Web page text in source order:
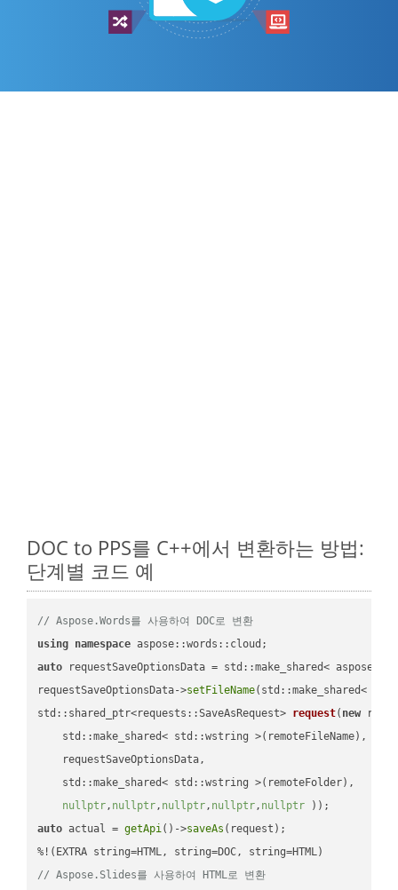
DOC to PPS를 C++에서 변환하는 방법:
단계별 코드 예
// Aspose.Words를 사용하여 DOC로 변환
using namespace
auto requestSaveOptionsData = std::make_shared<
requestSaveOptionsData->setFileName(std::make_shared<
std::shared_ptr<requests::SaveAsRequest> request( new
    std::make_shared< std::wstring >(remoteFileName),
    requestSaveOptionsData,
    std::make_shared< std::wstring >(remoteFolder),
nullptr, nullptr, nullptr, nullptr, nullptr ))
auto actual = getApi()->saveAs (request);
// Aspose.Slides를 사용하여 HTML로 변환